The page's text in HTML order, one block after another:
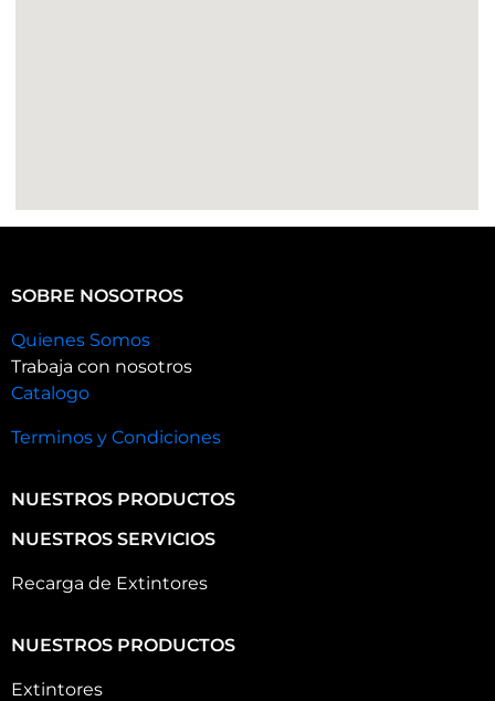
SOBRE NOSOTROS
Quienes Somos
Trabaja con nosotros
Catalogo
Terminos y Condiciones
NUESTROS PRODUCTOS
NUESTROS SERVICIOS
Recarga de Extintores
NUESTROS PRODUCTOS
Extintores